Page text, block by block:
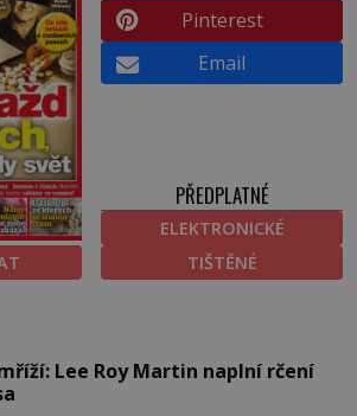
Pinterest
Email
PŘEDPLATNÉ
ELEKTRONICKÉ
TIŠTĚNÉ
Lee Roy Martin naplní rčení